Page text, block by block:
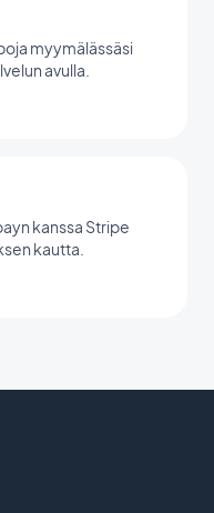
myymälässäsi
avulla.
kanssa Stripe
kautta.